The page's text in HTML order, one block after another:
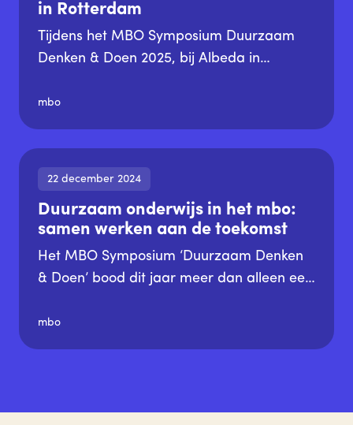
die samen 50% van alle mbo-studenten
vertegenwoordigen, ontvingen dit jaar een
SustainaBul MBO-erkenning.
in Rotterdam
Tijdens het MBO Symposium Duurzaam
Denken & Doen 2025, bij Albeda in
uitgereikt aan 16 mbo instellingen, die
vertegenwoordigen. Uit negen
genomineerden vielen Noorderpoort en
ROC Mondriaan in de prijzen.
mbo
22 december 2024
Duurzaam onderwijs in het mbo:
samen werken aan de toekomst
Het MBO Symposium ‘Duurzaam Denken
& Doen’ bood dit jaar meer dan alleen een
hoop, samenwerking en daadkracht
droeg bij aan het gedeelde doel om
mbo